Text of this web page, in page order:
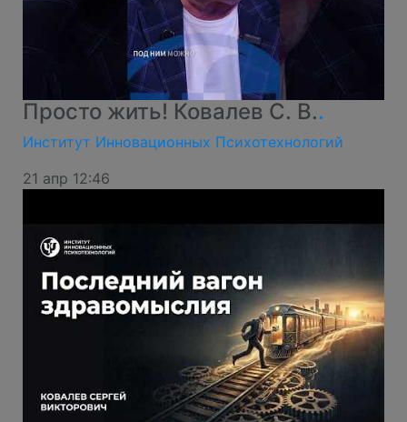
Просто жить! Ковалев С. В..
Институт Инновационных Психотехнологий
21 апр 12:46